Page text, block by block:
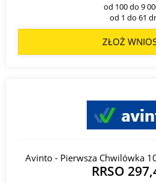
od 100 do 9
od 1 do 61
ZŁOŻ
Avinto - Pierwsza Chwilówka
RRSO